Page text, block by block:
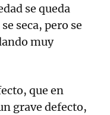
se queda
seca, pero se
muy
que en
grave defecto,